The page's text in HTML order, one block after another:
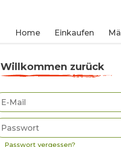
Home Einkaufen
Willkommen zurück
Passwort vergessen?